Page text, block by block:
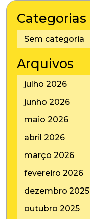
Categorias
Sem categoria
Arquivos
julho 2026
junho 2026
maio 2026
abril 2026
março 2026
fevereiro 2026
dezembro 2025
outubro 2025